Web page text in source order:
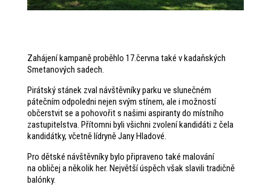
Zahájení kampaně proběhlo 17.června také v kadaňských
Smetanových sadech.
Pirátský stánek zval návštěvníky parku ve slunečném
pátečním odpoledni nejen svým stínem, ale i možností
občerstvit se a pohovořit s našimi aspiranty do místního
zastupitelstva. Přítomni byli všichni zvolení kandidáti z čela
kandidátky, včetně lídryně Jany Hladové.
Pro dětské návštěvníky bylo připraveno také malování
na obličej a několik her. Největší úspěch však slavili tradičně
balónky.